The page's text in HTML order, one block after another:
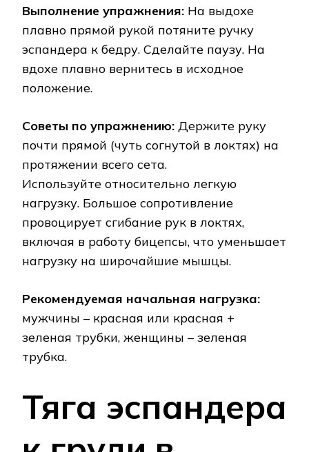
Выполнение упражнения: На выдохе
плавно прямой рукой потяните ручку
эспандера к бедру. Сделайте паузу. На
вдохе плавно вернитесь в исходное
положение.
Советы по упражнению: Держите руку
почти прямой (чуть согнутой в локтях) на
протяжении всего сета.
Используйте относительно легкую
нагрузку. Большое сопротивление
провоцирует сгибание рук в локтях,
включая в работу бицепсы, что уменьшает
нагрузку на широчайшие мышцы.
Рекомендуемая начальная нагрузка:
мужчины – красная или красная +
зеленая трубки, женщины – зеленая
трубка.
Тяга эспандера